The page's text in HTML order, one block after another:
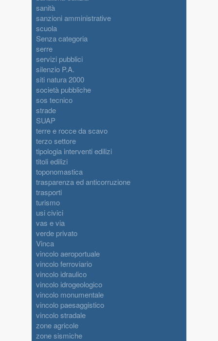
sanità
sanzioni amministrative
scuola
Senza categoria
serre
servizi pubblici
silenzio P.A.
siti natura 2000
società pubbliche
sos tecnico
strade
SUAP
terre e rocce da scavo
terzo settore
tipologia interventi edilizi
titoli edilizi
toponomastica
trasparenza ed anticorruzione
trasporti
turismo
usi civici
vas e via
verde privato
Vinca
vincolo aeroportuale
vincolo ferroviario
vincolo idraulico
vincolo idrogeologico
vincolo monumentale
vincolo paesaggistico
vincolo stradale
zone agricole
zone sismiche